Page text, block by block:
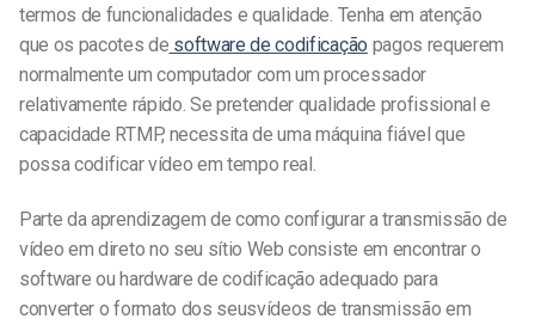
termos de funcionalidades e qualidade. Tenha em atenção
que os pacotes de software de codificação pagos requerem
normalmente um computador com um processador
relativamente rápido. Se pretender qualidade profissional e
capacidade RTMP, necessita de uma máquina fiável que
possa codificar vídeo em tempo real.
Parte da aprendizagem de como configurar a transmissão de
vídeo em direto no seu sítio Web consiste em encontrar o
software ou hardware de codificação adequado para
converter o formato dos seusvídeos de transmissão em